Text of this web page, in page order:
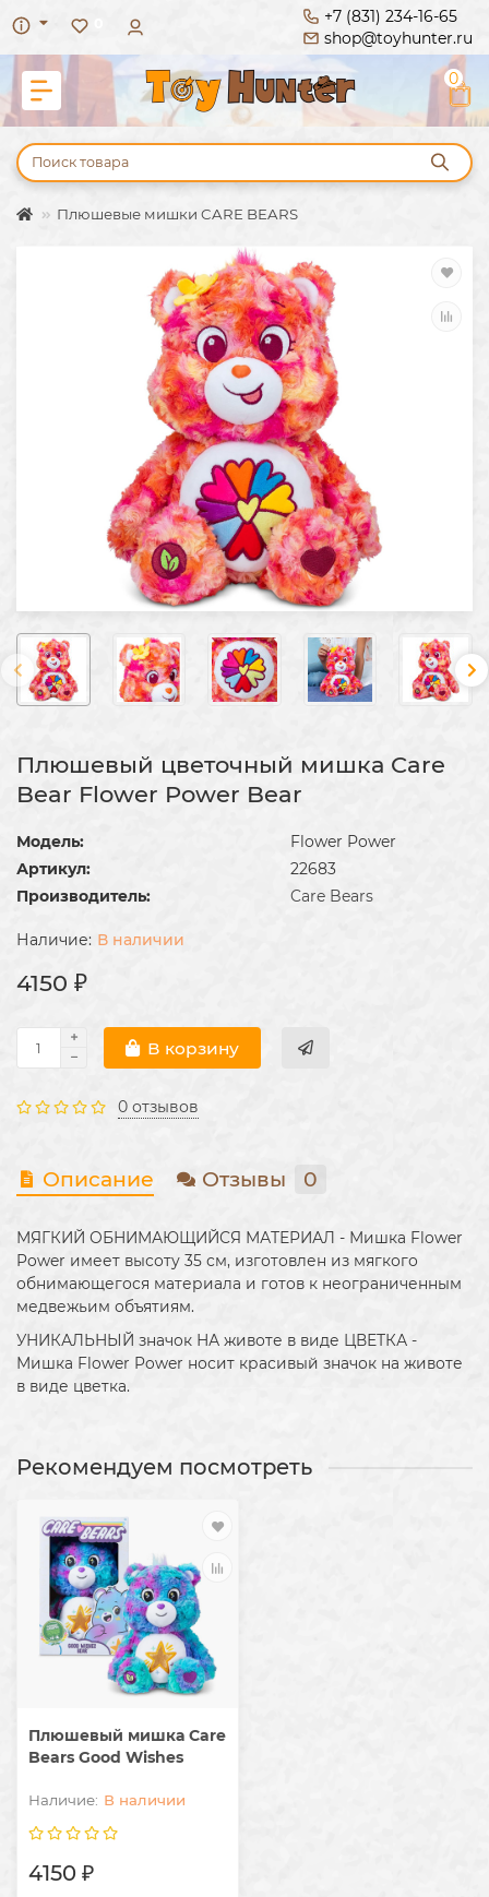
+7 (831) 234-16-65
shop@toyhunter.ru
0
Плюшевые мишки CARE BEARS
Плюшевый цветочный мишка Care
Bear Flower Power Bear
Модель:
Flower Power
Артикул:
22683
Производитель:
Care Bears
В наличии
4150 ₽
В корзину
0 отзывов
Описание Отзывы 0
МЯГКИЙ ОБНИМАЮЩИЙСЯ МАТЕРИАЛ - Мишка Flower
Power имеет высоту 35 см, изготовлен из мягкого
обнимающегося материала и готов к неограниченным
медвежьим объятиям.
УНИКАЛЬНЫЙ значок НА животе в виде ЦВЕТКА -
Мишка Flower Power носит красивый значок на животе
в виде цветка.
Рекомендуем посмотреть
Плюшевый мишка Care
Bears Good Wishes
В наличии
4150 ₽